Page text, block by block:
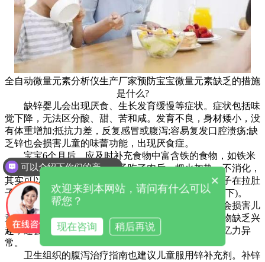
全自动微量元素分析仪生产厂家预防宝宝微量元素缺乏的措施
是什么?
缺锌婴儿会出现厌食、生长发育缓慢等症状。症状包括味
觉下降，无法区分酸、甜、苦和咸。发育不良，身材矮小，没
有体重增加;抵抗力差，反复感冒或腹泻;容易复发口腔溃疡;缺
乏锌也会损害儿童的味蕾功能，出现厌食症。
宝宝6个月后，应及时补充食物中富含铁的食物，如铁米
糊、肉等。有些家长担心孩子吃了肉后，把火加热，不消化，
其实可以给孩子试试看，大部分消化了。二是有些孩子在拉肚
子的时候，可以适当补充一些锌剂(需要在医生的指导下)。
缺铁的婴儿可能会患贫血和注意力不集中。缺铁会损害儿
童的智力发展，使婴幼儿容易兴奋、冷漠、对周围事物缺乏兴
趣，还会引起儿童和青少年的注意力、学习能力、记忆力异
常。
卫生组织的腹泻治疗指南也建议儿童服用锌补充剂。补锌
可以介绍下你们的产品么
×
欢迎来到本网站，请问有什么可以
帮您？
现在咨询 稍后再说